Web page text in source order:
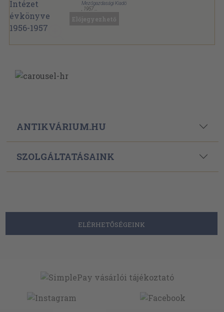
Mezőgazdasági Kiadó
1957
ANTIKVÁRIUM.HU
SZOLGÁLTATÁSAINK
ELÉRHETŐSÉGEINK